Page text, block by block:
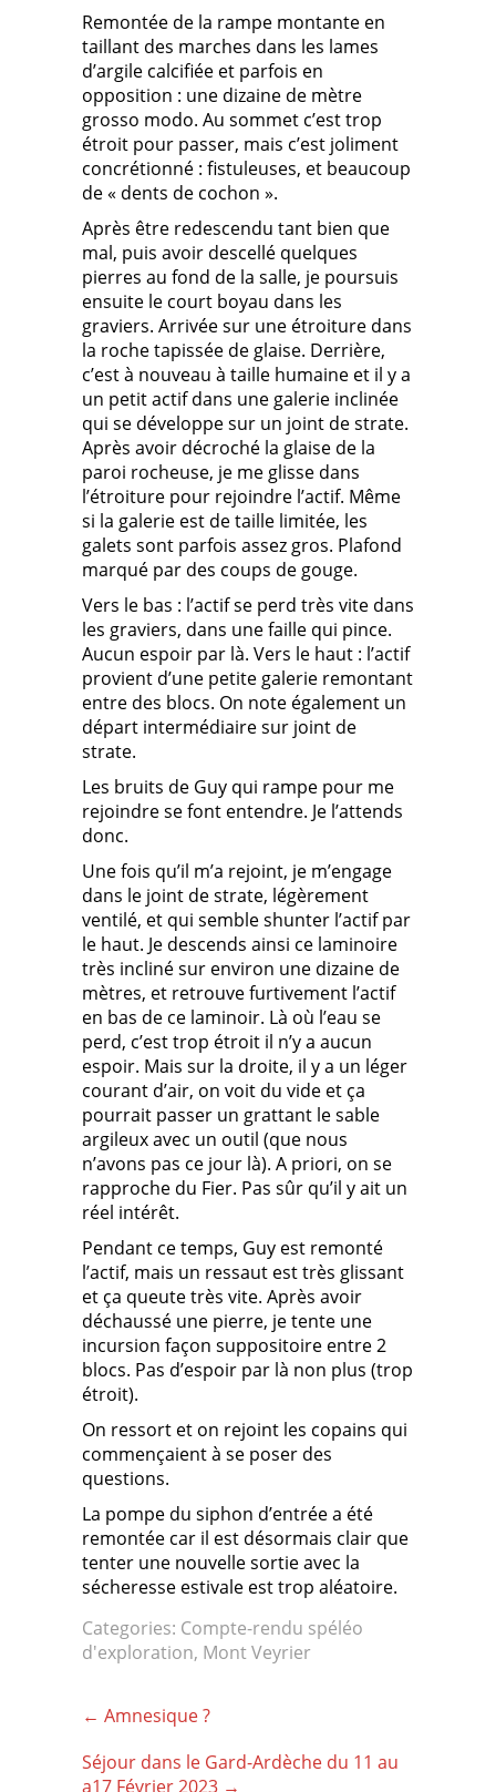
Remontée de la rampe montante en
taillant des marches dans les lames
d’argile calcifiée et parfois en
opposition : une dizaine de mètre
grosso modo. Au sommet c’est trop
étroit pour passer, mais c’est joliment
concrétionné : fistuleuses, et beaucoup
de « dents de cochon ».
Après être redescendu tant bien que
mal, puis avoir descellé quelques
pierres au fond de la salle, je poursuis
ensuite le court boyau dans les
graviers. Arrivée sur une étroiture dans
la roche tapissée de glaise. Derrière,
c’est à nouveau à taille humaine et il y a
un petit actif dans une galerie inclinée
qui se développe sur un joint de strate.
Après avoir décroché la glaise de la
paroi rocheuse, je me glisse dans
l’étroiture pour rejoindre l’actif. Même
si la galerie est de taille limitée, les
galets sont parfois assez gros. Plafond
marqué par des coups de gouge.
Vers le bas : l’actif se perd très vite dans
les graviers, dans une faille qui pince.
Aucun espoir par là. Vers le haut : l’actif
provient d’une petite galerie remontant
entre des blocs. On note également un
départ intermédiaire sur joint de
strate.
Les bruits de Guy qui rampe pour me
rejoindre se font entendre. Je l’attends
donc.
Une fois qu’il m’a rejoint, je m’engage
dans le joint de strate, légèrement
ventilé, et qui semble shunter l’actif par
le haut. Je descends ainsi ce laminoire
très incliné sur environ une dizaine de
mètres, et retrouve furtivement l’actif
en bas de ce laminoir. Là où l’eau se
perd, c’est trop étroit il n’y a aucun
espoir. Mais sur la droite, il y a un léger
courant d’air, on voit du vide et ça
pourrait passer un grattant le sable
argileux avec un outil (que nous
n’avons pas ce jour là). A priori, on se
rapproche du Fier. Pas sûr qu’il y ait un
réel intérêt.
Pendant ce temps, Guy est remonté
l’actif, mais un ressaut est très glissant
et ça queute très vite. Après avoir
déchaussé une pierre, je tente une
incursion façon suppositoire entre 2
blocs. Pas d’espoir par là non plus (trop
étroit).
On ressort et on rejoint les copains qui
commençaient à se poser des
questions.
La pompe du siphon d’entrée a été
remontée car il est désormais clair que
tenter une nouvelle sortie avec la
sécheresse estivale est trop aléatoire.
Categories: Compte-rendu spéléo
d'exploration, Mont Veyrier
Post
navigation
← Amnesique ?
Séjour dans le Gard-Ardèche du 11 au
a17 Février 2023 →